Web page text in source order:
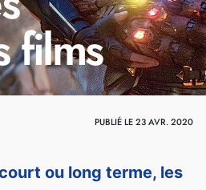
films Crédit : Marvel
PUBLIÉ LE 23 AVR. 2020
ou long terme, les